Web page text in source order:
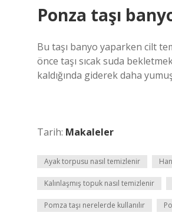
Ponza taşı
Bu taşı banyo yaparken cilt
önce taşı sıcak suda
kaldığında giderek daha
Tarih: Makaleler
Ayak torpusu nasıl temizlenir
Kalınlaşmış topuk nasıl temizlenir
Pomza taşı nerelerde kullanılır